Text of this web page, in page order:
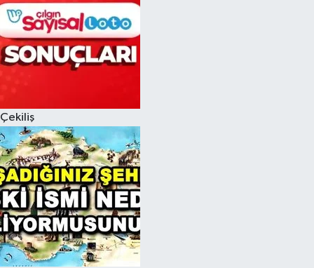
Çekiliş